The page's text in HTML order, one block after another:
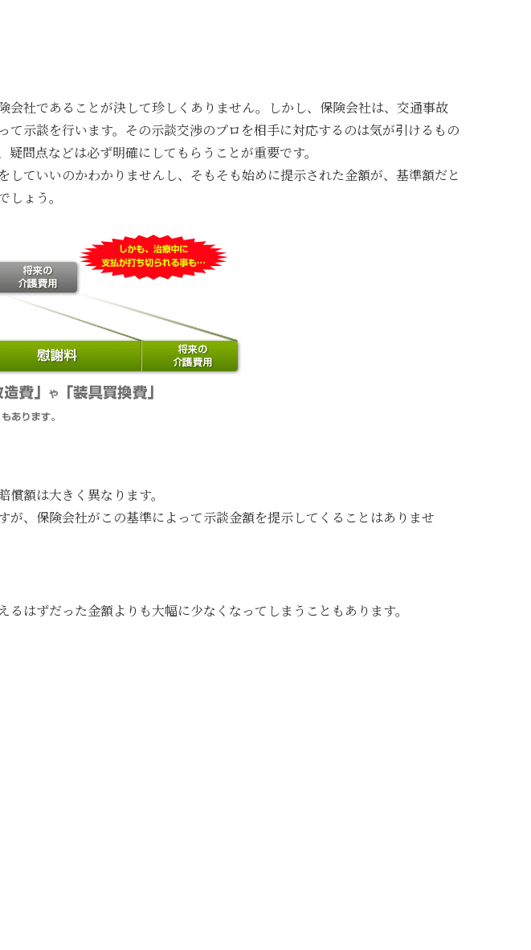
社であることが決して珍しくありません。しかし、保険会社は、交通事故
示談を行います。その示談交渉のプロを相手に対応するのは気が引けるもの
問点などは必ず明確にしてもらうことが重要です。
ていいのかわかりませんし、そもそも始めに提示された金額が、基準額だと
ょう。
額は大きく異なります。
、保険会社がこの基準によって示談金額を提示してくることはありませ
はずだった金額よりも大幅に少なくなってしまうこともあります。